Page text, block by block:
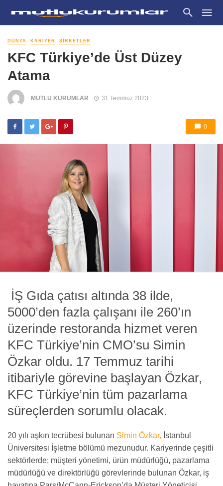
DÜNYA KARIYER ŞIRKETLER
KFC Türkiye’de Üst Düzey
Atama
MUTLU KURUMLAR 31 Temmuz 2023
0
İŞ Gıda çatısı altında 38 ilde,
5000’den fazla çalışanı ile 260’ın
üzerinde restoranda hizmet veren
KFC Türkiye’nin CMO’su Simin
Özkar oldu. 17 Temmuz tarihi
itibariyle görevine başlayan Özkar,
KFC Türkiye’nin tüm pazarlama
süreçlerden sorumlu olacak.
20 yılı aşkın tecrübesi bulunan Simin Özkar, İstanbul
Üniversitesi İşletme bölümü mezunudur. Kariyerinde çeşitli
sektörlerde; müşteri yönetimi, ürün müdürlüğü, pazarlama
müdürlüğü ve direktörlüğü görevlerinde bulunan Özkar, iş